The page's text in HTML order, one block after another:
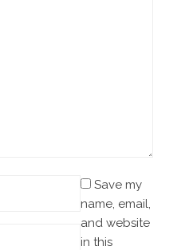
Save my
name, email,
and website
in this